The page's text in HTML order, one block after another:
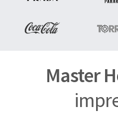
Master